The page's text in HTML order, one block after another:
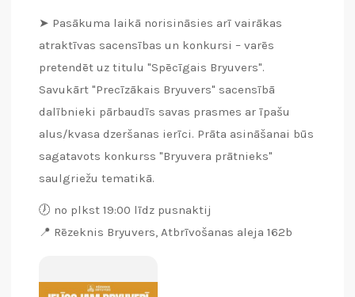
➤ Pasākuma laikā norisināsies arī vairākas
atraktīvas sacensības un konkursi – varēs
pretendēt uz titulu "Spēcīgais Bryuvers".
Savukārt "Precīzākais Bryuvers" sacensībā
dalībnieki pārbaudīs savas prasmes ar īpašu
alus/kvasa dzeršanas ierīci. Prāta asināšanai būs
sagatavots konkurss "Bryuvera prātnieks"
saulgriežu tematikā.
🕖 no plkst 19:00 līdz pusnaktij
📍 Rēzeknis Bryuvers, Atbrīvošanas aleja 162b